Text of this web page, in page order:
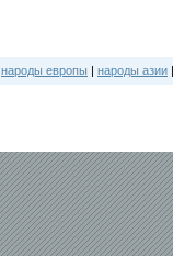
народы европы | народы азии